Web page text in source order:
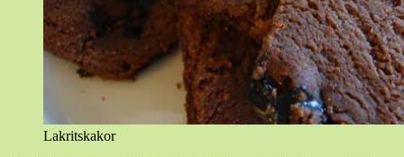
Lakritskakor